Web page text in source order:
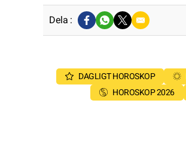
Dela :
DAGLIGT HOROSKOP
HOROSKOP 2026